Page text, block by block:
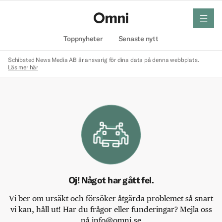
Toppnyheter Senaste nytt
meny
Schibsted News Media AB är ansvarig för dina data på denna webbplats.
Läs mer här
Oj! Något har gått fel.
Vi ber om ursäkt och försöker åtgärda problemet så snart
vi kan, håll ut! Har du frågor eller funderingar? Mejla oss